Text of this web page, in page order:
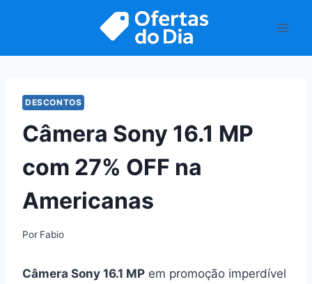
DESCONTOS
Câmera Sony 16.1 MP
com 27% OFF na
Americanas
Por Fabio
Câmera Sony 16.1 MP em promoção imperdível